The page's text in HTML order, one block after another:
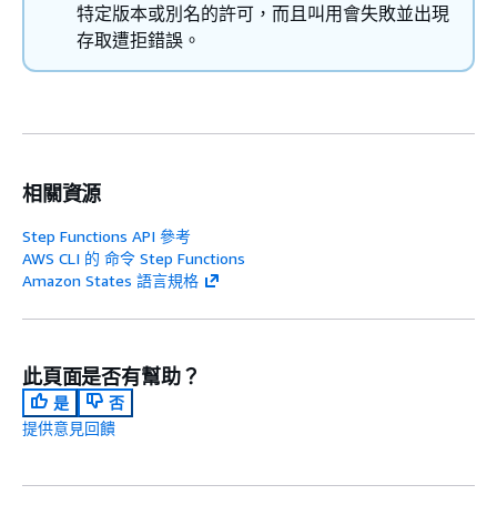
特定版本或別名的許可，而且叫用會失敗並出現
存取遭拒錯誤。
相關資源
Step Functions API 參考
AWS CLI 的 命令 Step Functions
Amazon States 語言規格
此頁面是否有幫助？
是
否
提供意見回饋